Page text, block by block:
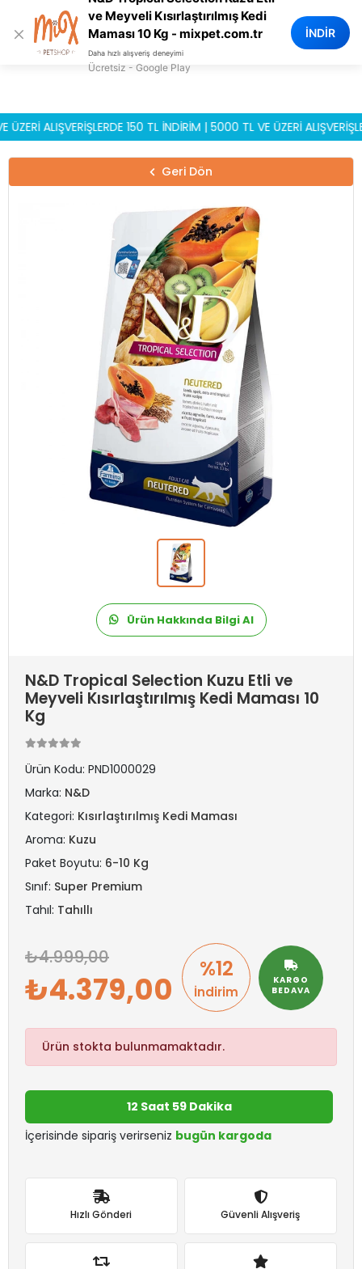
ALIŞVERİŞLERDE 150 TL İNDİRİM | 5000 TL VE ÜZERİ
0
Geri Dön
Ürün Hakkında Bilgi Al
N&D Tropical Selection Kuzu Etli ve
Meyveli Kısırlaştırılmış Kedi Maması 10
Kg
Ürün Kodu: PND1000029
Marka: N&D
Kategori: Kısırlaştırılmış Kedi Maması
Aroma: Kuzu
Paket Boyutu: 6-10 Kg
Sınıf: Super Premium
Tahıl: Tahıllı
KARGO
BEDAVA
%12
İndirim
4.999,00
4.379,00
Ürün stokta bulunmamaktadır.
12 Saat 59 Dakika
İçerisinde sipariş verirseniz bugün kargoda
Hızlı Gönderi Güvenli Alışveriş
×
ve Meyveli Kısırlaştırılmış Kedi
Maması 10 Kg - mixpet.com.tr
Daha hızlı alışveriş deneyimi
Ücretsiz - Google Play
İNDİR